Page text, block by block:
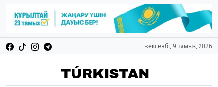
жексенбі, 9 тамыз, 2026